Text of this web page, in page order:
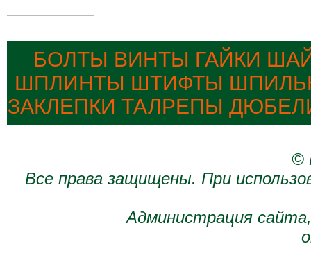
БОЛТЫ ВИНТЫ ГАЙКИ
ШПЛИНТЫ ШТИФТЫ
ЗАКЛЕПКИ ТАЛРЕПЫ
©
Все права защищены. При
Администрация